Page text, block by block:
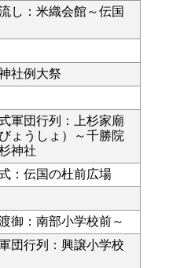
し：米織会館～伝国
社例大祭
軍団行列：上杉家廟
ょうしょ）～千勝院
神社
： 伝国の杜前広場
御：南部小学校前～
軍団行列：興譲小学校